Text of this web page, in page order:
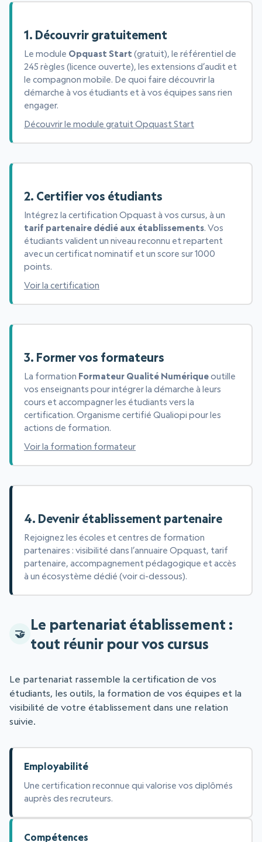
1. Découvrir gratuitement
Le module Opquast Start (gratuit), le référentiel de
245 règles (licence ouverte), les extensions d’audit et
le compagnon mobile. De quoi faire découvrir la
démarche à vos étudiants et à vos équipes sans rien
engager.
Découvrir le module gratuit Opquast Start
2. Certifier vos étudiants
Intégrez la certification Opquast à vos cursus, à un
tarif partenaire dédié aux établissements. Vos
étudiants valident un niveau reconnu et repartent
avec un certificat nominatif et un score sur 1000
points.
Voir la certification
3. Former vos formateurs
La formation Formateur Qualité Numériqueoutille
vos enseignants pour intégrer la démarche à leurs
cours et accompagner les étudiants vers la
certification. Organisme certifié Qualiopi pour les
actions de formation.
Voir la formation formateur
4. Devenir établissement partenaire
Rejoignez les écoles et centres de formation
partenaires : visibilité dans l’annuaire Opquast, tarif
partenaire, accompagnement pédagogique et accès
à un écosystème dédié (voir ci-dessous).
Le partenariat établissement :
tout réunir pour vos cursus
Le partenariat rassemble la certification de vos
étudiants, les outils, la formation de vos équipes et la
visibilité de votre établissement dans une relation
suivie.
Employabilité
Une certification reconnue qui valorise vos diplômés
auprès des recruteurs.
Compétences